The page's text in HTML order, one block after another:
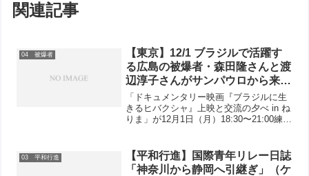
関連記事
04 被爆者
【東京】12/1 ブラジルで活躍す
る広島の被爆者・森田隆さんと渡
辺淳子さんがサンパウロから来
日！
「ドキュメンタリー映画『ブラジルに生
きるヒバクシャ』上映と交流の夕べ in ね
りま」が12月1日（月）18:30〜21:00練馬
無料）。主催はねりま九条の会、練
馬・...
03 平和行進
【平和行進】国際青年リレー日誌
「神奈川から静岡へ引継ぎ」（ケ